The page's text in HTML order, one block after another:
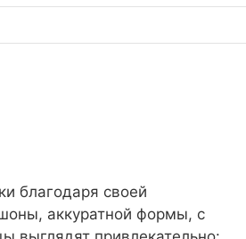
благодаря своей
аккуратной формы, с